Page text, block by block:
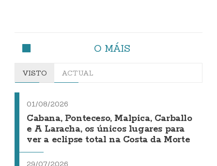
O MÁIS
VISTO ACTUAL
01/08/2026
Cabana, Ponteceso, Malpica, Carballo
e A Laracha, os únicos lugares para
ver a eclipse total na Costa da Morte
29/07/2026